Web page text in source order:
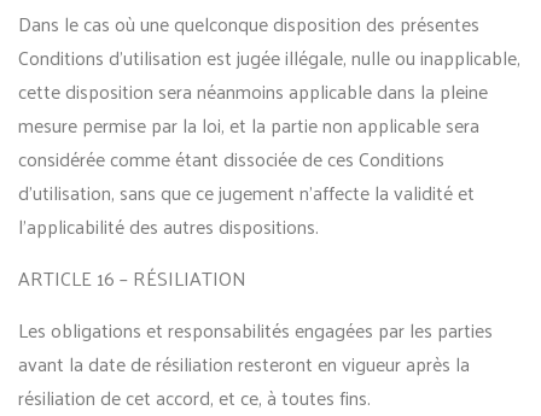
Dans le cas où une quelconque disposition des présentes
Conditions d’utilisation est jugée illégale, nulle ou inapplicable,
cette disposition sera néanmoins applicable dans la pleine
mesure permise par la loi, et la partie non applicable sera
considérée comme étant dissociée de ces Conditions
d’utilisation, sans que ce jugement n’affecte la validité et
l’applicabilité des autres dispositions.
ARTICLE 16 – RÉSILIATION
Les obligations et responsabilités engagées par les parties
avant la date de résiliation resteront en vigueur après la
résiliation de cet accord, et ce, à toutes fins.